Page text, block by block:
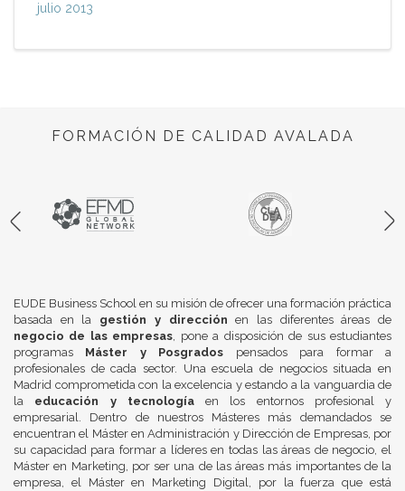
julio 2013
FORMACIÓN DE CALIDAD AVALADA
EUDE Business School en su misión de ofrecer una formación práctica
basada en la gestión y dirección en las diferentes áreas de
negocio de las empresas, pone a disposición de sus estudiantes
programas Máster y Posgrados pensados para formar a
profesionales de cada sector. Una escuela de negocios situada en
Madrid comprometida con la excelencia y estando a la vanguardia de
la educación y tecnologíaen los entornos profesional y
empresarial. Dentro de nuestros Másteres más demandados se
encuentran el Máster en Administración y Dirección de Empresas, por
su capacidad para formar a líderes en todas las áreas de negocio, el
Máster en Marketing, por ser una de las áreas más importantes de la
empresa, el Máster en Marketing Digital, por la fuerza que está